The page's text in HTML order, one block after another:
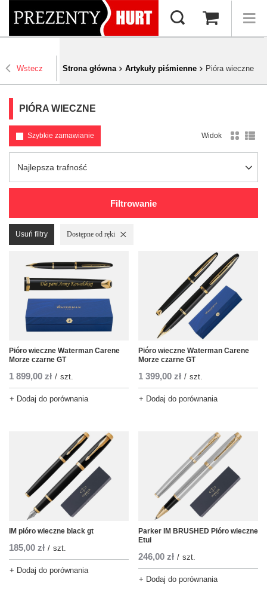
Wstecz Strona główna Artykuły piśmienne Pióra wieczne
PIÓRA WIECZNE
Szybkie zamawianie
Zmień sortowanie
Najlepsza trafność
Widok
Filtrowanie
Usuń filtry Usuń filtr
Dostępne od ręki
Pióro wieczne Waterman Carene
Morze czarne GT
1 899,00 zł / szt.
+ Dodaj do porównania
Pióro wieczne Waterman Carene
Morze czarne GT
1 399,00 zł / szt.
+ Dodaj do porównania
IM pióro wieczne black gt
185,00 zł / szt.
+ Dodaj do porównania
Parker IM BRUSHED Pióro wieczne
Etui
246,00 zł / szt.
+ Dodaj do porównania